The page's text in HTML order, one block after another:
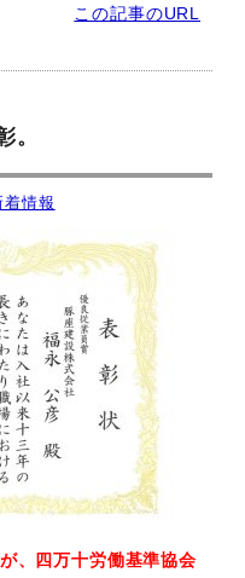
この記事のURL
。
着情報
、四万十労働基準協会